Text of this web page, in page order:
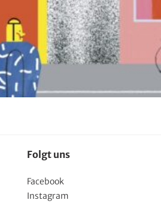
Folgt uns
Facebook
Instagram